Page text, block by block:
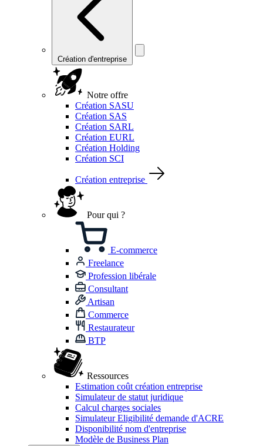
Création d'entreprise
Notre offre
Création SASU
Création SAS
Création SARL
Création EURL
Création Holding
Création SCI
Création entreprise
Pour qui ?
E-commerce
Freelance
Profession libérale
Consultant
Artisan
Commerce
Restaurateur
BTP
Ressources
Estimation coût création entreprise
Simulateur de statut juridique
Calcul charges sociales
Simulateur Eligibilité demande d'ACRE
Disponibilité nom d'entreprise
Modèle de Business Plan